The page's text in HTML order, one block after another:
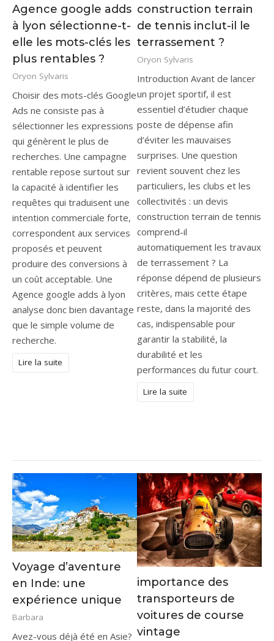
Agence google adds
à lyon sélectionne-t-
elle les mots-clés les
plus rentables ?
Oryon Sylvaris
Choisir des mots-clés Google
Ads ne consiste pas à
sélectionner les expressions
qui génèrent le plus de
recherches. Une campagne
rentable repose surtout sur
la capacité à identifier les
requêtes qui traduisent une
intention commerciale forte,
correspondent aux services
proposés et peuvent
produire des conversions à
un coût acceptable. Une
Agence google adds à lyon
analyse donc bien davantage
que le simple volume de
recherche.
Lire la suite
construction terrain
de tennis inclut-il le
terrassement ?
Oryon Sylvaris
Introduction Avant de lancer
un projet sportif, il est
essentiel d’étudier chaque
poste de dépense afin
d’éviter les mauvaises
surprises. Une question
revient souvent chez les
particuliers, les clubs et les
collectivités : un devis
construction terrain de tennis
comprend-il
automatiquement les travaux
de terrassement ? La
réponse dépend de plusieurs
critères, mais cette étape
reste, dans la majorité des
cas, indispensable pour
garantir la stabilité, la
durabilité et les
performances du futur court.
Lire la suite
Voyage d’aventure
en Inde: une
expérience unique
Barbara
Avez-vous déjà été en Asie?
importance des
transporteurs de
voitures de course
vintage